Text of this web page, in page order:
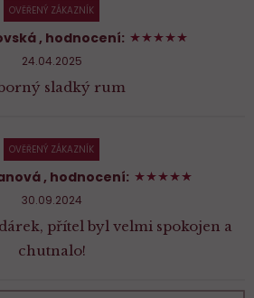
OVĚŘENÝ ZÁKAZNÍK
, hodnocení: 100%
24.04.2025
sladký rum
OVĚŘENÝ ZÁKAZNÍK
, hodnocení: 100%
30.09.2024
přítel byl velmi spokojen a
chutnalo!